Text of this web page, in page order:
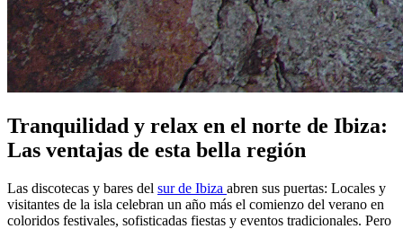
Tranquilidad y relax en el norte de Ibiza:
Las ventajas de esta bella región
Las discotecas y bares del sur de Ibiza abren sus puertas: Locales y
visitantes de la isla celebran un año más el comienzo del verano en
coloridos festivales, sofisticadas fiestas y eventos tradicionales. Pero